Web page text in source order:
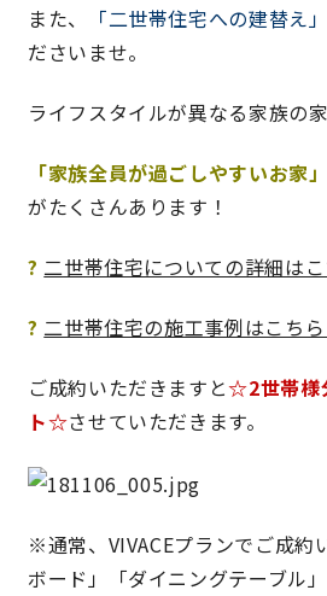
耐震等級3 & 許容応力度計
徹底したコストダウンの追
頑丈で長持ちの外壁
2030年の省エネ基準住宅
100年点検住宅
快適な室内環境へのこだわ
ラインナップ
また、 「二世帯住宅への建替え」
ださいませ。
ライフスタイルが異なる家族の家
「家族全員が過ごしやすいお家」
がたくさんあります！
? 二世帯住宅についての詳細は
? 二世帯住宅の施工事例はこちら
ご成約いただきますと☆2世帯様
ト☆させていただきます。
※通常、 VIVACEプランでご成約
ボード」「ダイニングテーブル